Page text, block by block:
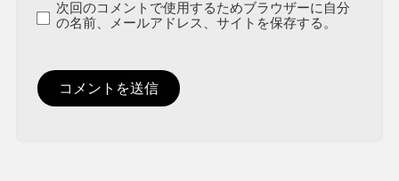
次回のコメントで使用するためブラウザーに自分
の名前、メールアドレス、サイトを保存する。